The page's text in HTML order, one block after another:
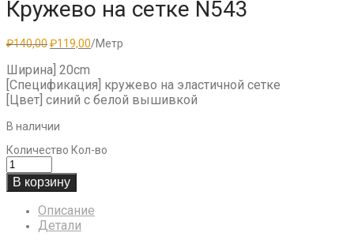
Кружево на сетке N543
₽140,00Первоначальная
составляла
₽140,00.
₽119,00Текущая
/Метр
Ширина] 20cm
[Спецификация] кружево на эластичной сетке
[Цвет] синий с белой вышивкой
В наличии
Количество Кол-во
В корзину
Описание
Детали